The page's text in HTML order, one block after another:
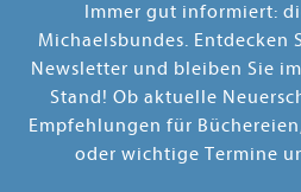
Immer gut informiert:
Michaelsbundes. Entdecken
Newsletter und bleiben Sie
Stand! Ob aktuelle
Empfehlungen für
oder wichtige Termine